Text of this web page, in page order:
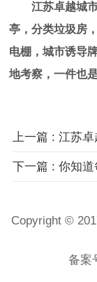
江苏卓越城
亭，分类垃圾房
电棚，城市诱导
地考察，一件也
Copyright ©
备案